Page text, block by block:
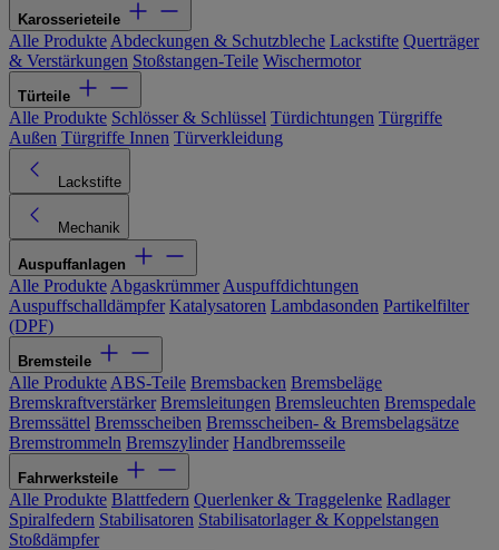
Karosserieteile
Alle Produkte Abdeckungen & Schutzbleche Lackstifte Querträger
& Verstärkungen Stoßstangen-Teile Wischermotor
Türteile
Alle Produkte Schlösser & Schlüssel Türdichtungen Türgriffe
Außen Türgriffe Innen Türverkleidung
Lackstifte
Mechanik
Auspuffanlagen
Alle Produkte Abgaskrümmer Auspuffdichtungen
Auspuffschalldämpfer Katalysatoren Lambdasonden Partikelfilter
(DPF)
Bremsteile
Alle Produkte ABS-Teile Bremsbacken Bremsbeläge
Bremskraftverstärker Bremsleitungen Bremsleuchten Bremspedale
Bremssättel Bremsscheiben Bremsscheiben- & Bremsbelagsätze
Bremstrommeln Bremszylinder Handbremsseile
Fahrwerksteile
Alle Produkte Blattfedern Querlenker & Traggelenke Radlager
Spiralfedern Stabilisatoren Stabilisatorlager & Koppelstangen
Stoßdämpfer